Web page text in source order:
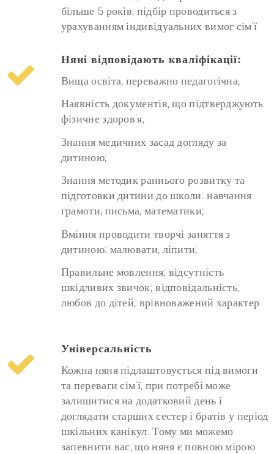
більше 5 років, підбір проводиться з
урахуванням індивідуальних вимог сім'ї
Няні відповідають кваліфікації:
Вища освіта, переважно педагогічна,
Наявність документів, що підтверджують
фізичне здоров'я,
Знання медичних засад догляду за
дитиною;
Знання методик раннього розвитку та
підготовки дитини до школи: навчання
грамоти, письма, математики;
Вміння проводити творчі заняття з
дитиною: малювати, ліпити;
Правильне мовлення; відсутність
шкідливих звичок; відповідальність;
любов до дітей; врівноважений характер
Універсальність
Кожна няня підлаштовується під вимоги
та переваги сім'ї, при потребі може
залишитися на додатковий день і
доглядати старших сестер і братів у період
шкільних канікул. Тому ми можемо
запевнити вас, що няня є повною мірою